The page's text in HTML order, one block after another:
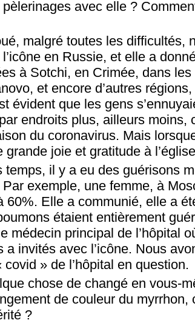
avec elle ?
malgré toutes les difficultés,
en Russie, et elle a
à Sotchi, en Crimée, dans
et encore d’autres
évident que les gens
endroits plus, ailleurs moins,
du coronavirus. Mais
grande joie et gratitude à
temps, il y a eu des guérisons
exemple, une femme, à
60%. Elle a communié, elle a
étaient entièrement
médecin principal de l’hôpital
a invités avec l’icône. Nous
covid » de l’hôpital en question.
chose de changé en vous-
de couleur du
?